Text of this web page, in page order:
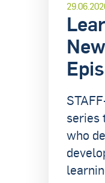
series
who